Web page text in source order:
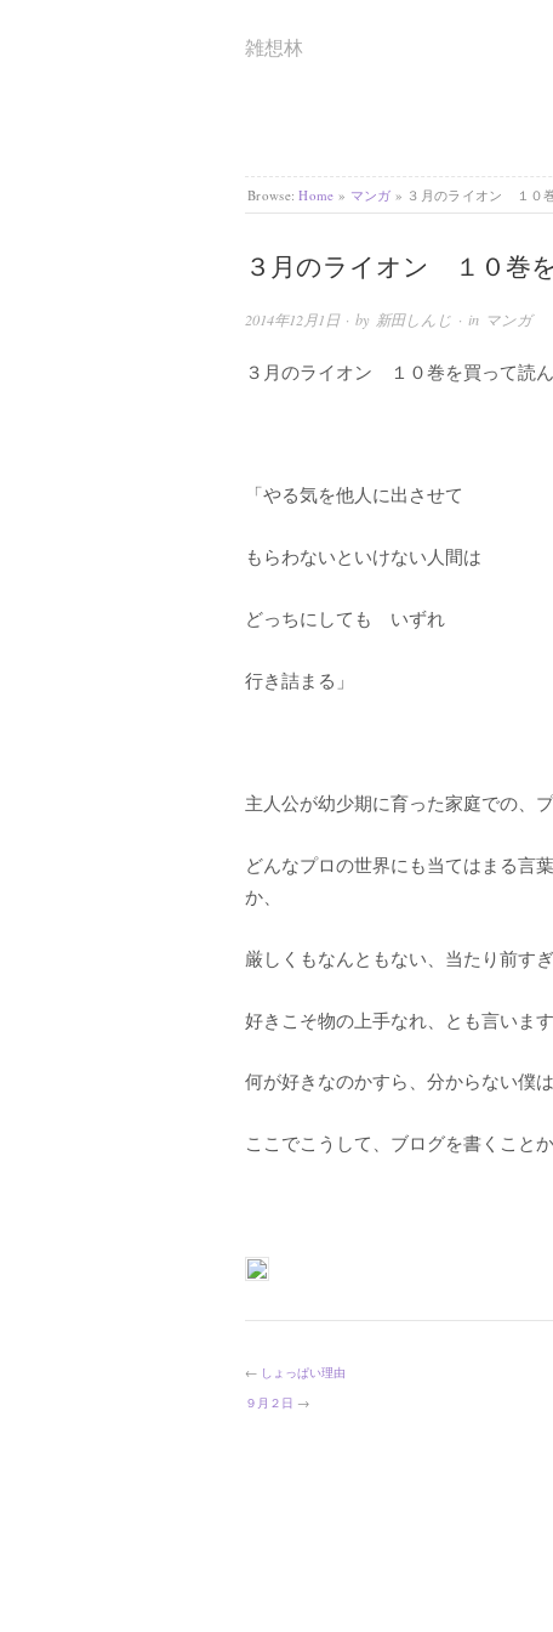
雑想林
Browse: Home » マンガ » ３月のライオン １０
３月のライオン １０巻
2014年12月1日· by 新田しんじ · in マンガ
３月のライオン １０巻を買って読ん
「やる気を他人に出させて
もらわないといけない人間は
どっちにしても いずれ
行き詰まる」
主人公が幼少期に育った家庭での、
どんなプロの世界にも当てはまる言
か、
厳しくもなんともない、当たり前す
好きこそ物の上手なれ、とも言います
何が好きなのかすら、分からない僕は
ここでこうして、ブログを書くこと
← しょっぱい理由
９月２日 →